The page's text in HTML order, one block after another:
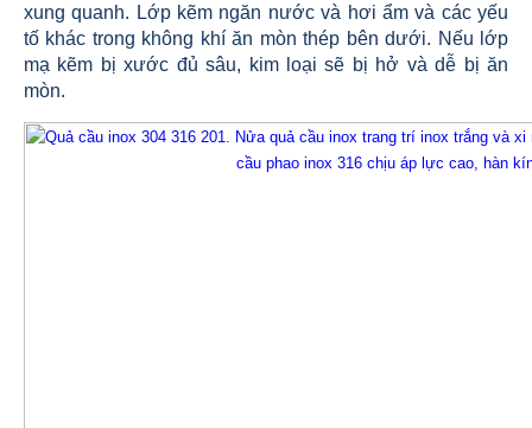
xung quanh. Lớp kẽm ngăn nước và hơi ẩm và các yếu
tố khác trong không khí ăn mòn thép bên dưới. Nếu lớp
mạ kẽm bị xước đủ sâu, kim loại sẽ bị hở và dễ bị ăn
mòn.